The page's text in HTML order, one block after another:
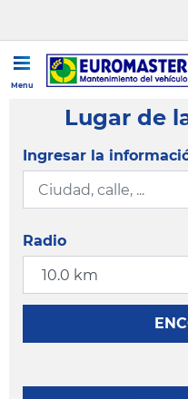
Menu
Lugar de
Ingresar la
Radio